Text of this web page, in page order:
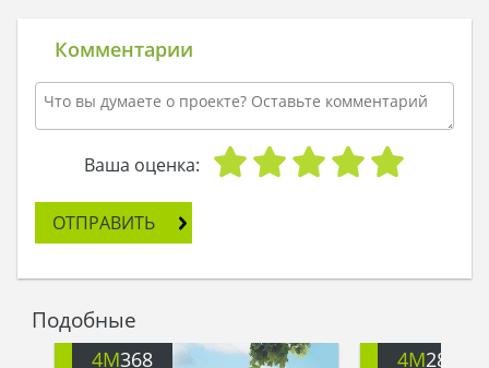
Комментарии
Ваша оценка:
ОТПРАВИТЬ
Подобные
4M368 4M288